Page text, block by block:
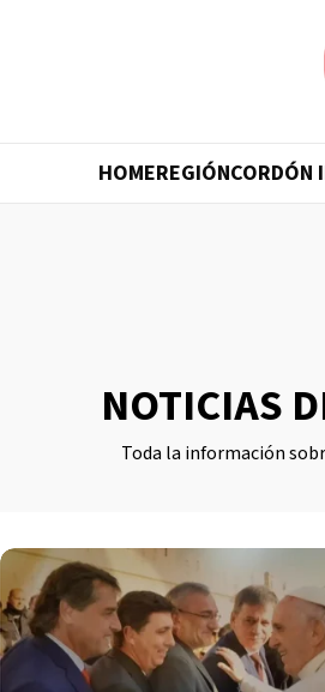
HOMEREGIÓNCORDÓN
NOTICIAS
Toda la información